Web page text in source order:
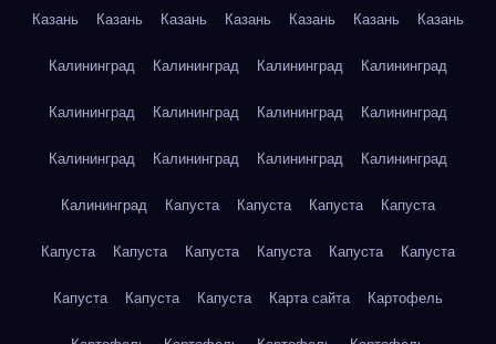
Казань Казань Казань Казань Казань Казань Казань
Калининград Калининград Калининград Калининград
Калининград Калининград Калининград Калининград
Калининград Калининград Калининград Калининград
Калининград Капуста Капуста Капуста Капуста
Капуста Капуста Капуста Капуста Капуста Капуста
Капуста Капуста Капуста Карта сайта Картофель